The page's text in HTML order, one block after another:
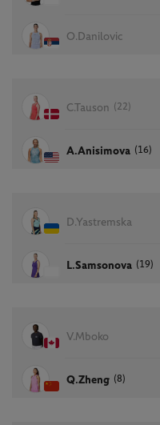
O.Danilovic
C.Tauson (22)
A.Anisimova (16)
D.Yastremska
L.Samsonova (19)
V.Mboko
Q.Zheng (8)